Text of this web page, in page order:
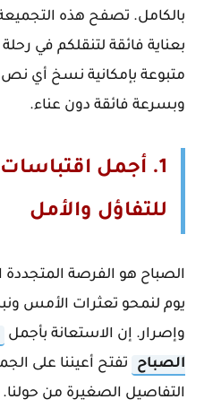
بالكامل. تصفح هذه
بعناية فائقة لتنقلكم في
متبوعة بإمكانية نسخ أي
وبسرعة فائقة دون عناء.
1. أجمل
للتفاؤل والأمل
الصباح هو الفرصة المتجددة
يوم لنمحو تعثرات الأمس
وإصرار. إن الاستعانة بأجمل
الصباح
تفتح أعيننا على
التفاصيل الصغيرة من